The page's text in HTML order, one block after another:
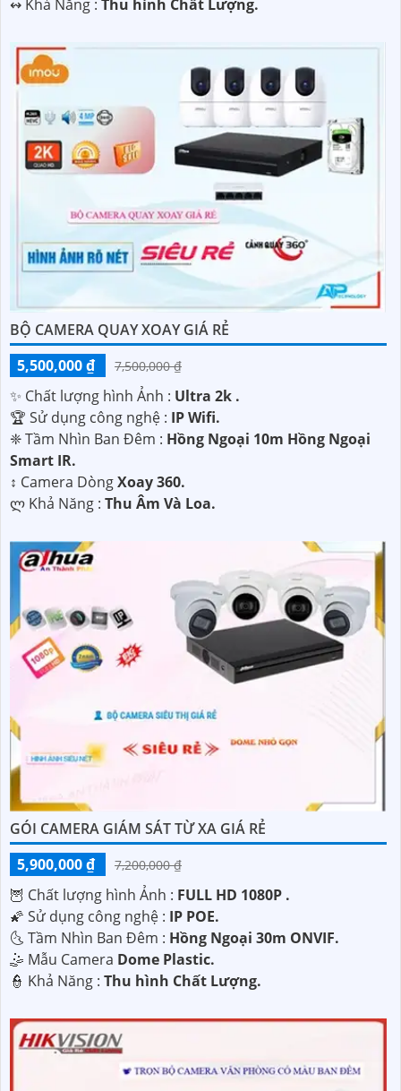
️↭ Khả Năng : Thu hình Chất Lượng.
BỘ CAMERA QUAY XOAY GIÁ RẺ
5,500,000 ₫
7,500,000 ₫
✨ Chất lượng hình Ảnh : Ultra 2k .
🏆 Sử dụng công nghệ : IP Wifi.
❈ Tầm Nhìn Ban Đêm : Hồng Ngoại 10m Hồng Ngoại
Smart IR.
↕️ Camera DòngXoay 360.
️ლ Khả Năng : Thu Âm Và Loa.
GÓI CAMERA GIÁM SÁT TỪ XA GIÁ RẺ
5,900,000 ₫
7,200,000 ₫
🦉 Chất lượng hình Ảnh : FULL HD 1080P .
🌠 Sử dụng công nghệ : IP POE.
🌜 Tầm Nhìn Ban Đêm : Hồng Ngoại 30m ONVIF.
🤹 Mẫu Camera Dome Plastic.
️👮 Khả Năng : Thu hình Chất Lượng.